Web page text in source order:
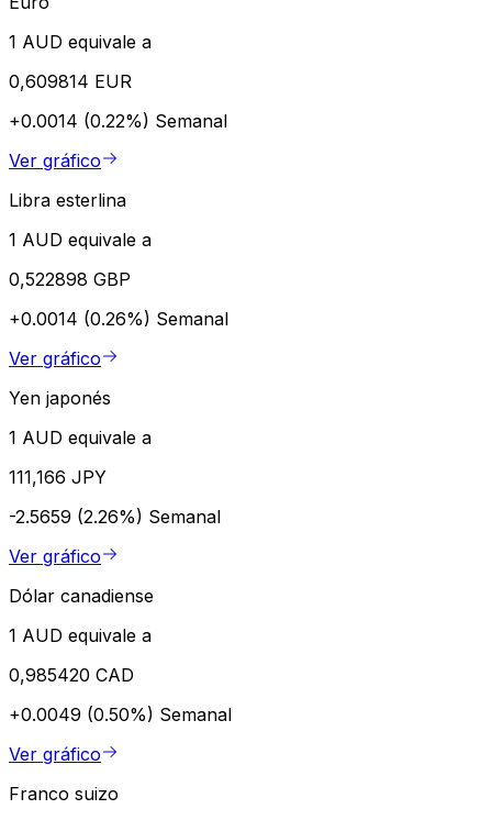
1 AUD equivale a
0,609814 EUR
+0.0014 (0.22%) Semanal
Ver gráfico
Libra esterlina
1 AUD equivale a
0,522898 GBP
+0.0014 (0.26%) Semanal
Ver gráfico
Yen japonés
1 AUD equivale a
111,166 JPY
-2.5659 (2.26%) Semanal
Ver gráfico
Dólar canadiense
1 AUD equivale a
0,985420 CAD
+0.0049 (0.50%) Semanal
Ver gráfico
Franco suizo